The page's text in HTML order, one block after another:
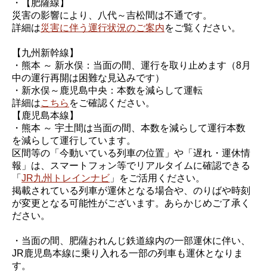
・【肥薩線】
災害の影響により、八代～吉松間は不通です。
詳細は災害に伴う運行状況のご案内をご覧ください。
【九州新幹線】
・熊本 ～ 新水俣：当面の間、運行を取り止めます（8月
中の運行再開は困難な見込みです）
・新水俣～鹿児島中央：本数を減らして運転
詳細はこちら をご確認ください。
【鹿児島本線】
・熊本 ～ 宇土間は当面の間、本数を減らして運行本数
を減らして運行しています。
区間等の「今動いている列車の位置」や「遅れ・運休情
報」は、スマートフォン等でリアルタイムに確認できる
「JR九州トレインナビ 」をご活用ください。
掲載されている列車が運休となる場合や、のりばや時刻
が変更となる可能性がございます。あらかじめご了承く
ださい。
・当面の間、肥薩おれんじ鉄道線内の一部運休に伴い、
JR鹿児島本線に乗り入れる一部の列車も運休となりま
す。